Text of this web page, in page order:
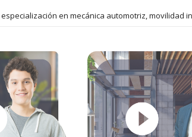
en mecánica automotriz, movilidad